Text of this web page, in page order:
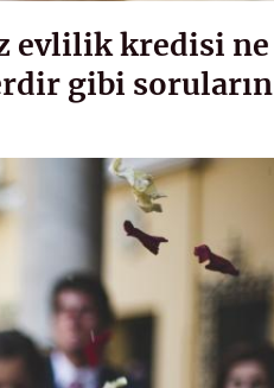
evlilik kredisi ne
gibi soruların